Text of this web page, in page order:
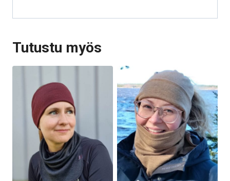
Tutustu myös